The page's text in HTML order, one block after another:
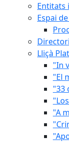
Entitats
Espai
Lliçà
"In
"El
"33
"A